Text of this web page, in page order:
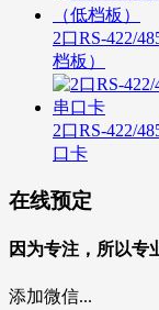
2口RS-422/
档板）
2口RS-422/
口卡
在线预定
因为专注，所以专
添加微信...